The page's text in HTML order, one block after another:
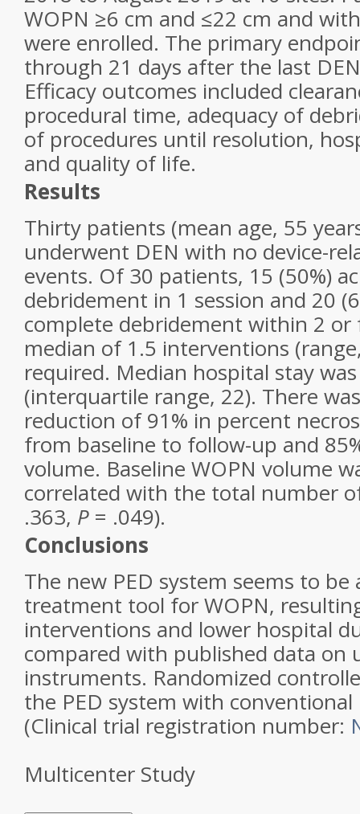
WOPN ≥6 cm and ≤22 cm and
were enrolled. The primary
through 21 days after the last
Efficacy outcomes included
procedural time, adequacy of
of procedures until resolution,
and quality of life.
Results
Thirty patients (mean age, 55
underwent DEN with no device-
events. Of 30 patients, 15 (50%)
debridement in 1 session and 20
complete debridement within 2 or
median of 1.5 interventions
required. Median hospital stay
(interquartile range, 22). There
reduction of 91% in percent
from baseline to follow-up and
volume. Baseline WOPN volume
correlated with the total number
.363, P = .049).
Conclusions
The new PED system seems to be
treatment tool for WOPN,
interventions and lower hospital
compared with published data on
instruments. Randomized
the PED system with conventional
(Clinical trial registration number:
Multicenter Study